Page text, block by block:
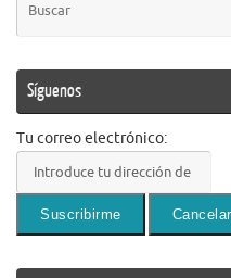
Síguenos
Tu correo electrónico: